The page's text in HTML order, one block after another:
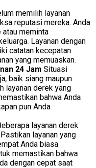
memilih layanan
reputasi mereka. Anda
atau meminta
Layanan dengan
catatan kecepatan
yang memuaskan.
24 Jam Situasi
baik siang maupun
layanan derek yang
bahwa Anda
pun Anda
layanan derek
layanan yang
Anda biasa
memastikan bahwa
dengan cepat saat